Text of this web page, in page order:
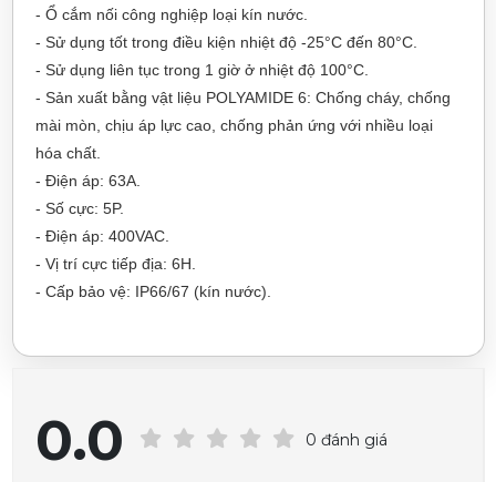
- Ổ cắm nối công nghiệp loại kín nước.
- Sử dụng tốt trong điều kiện nhiệt độ -25°C đến 80°C.
- Sử dụng liên tục trong 1 giờ ở nhiệt độ 100°C.
- Sản xuất bằng vật liệu POLYAMIDE 6: Chống cháy, chống
mài mòn, chịu áp lực cao, chống phản ứng với nhiều loại
hóa chất.
- Điện áp: 63A.
- Số cực: 5P.
- Điện áp: 400VAC.
- Vị trí cực tiếp địa: 6H.
- Cấp bảo vệ: IP66/67 (kín nước).
0.0 0 đánh giá